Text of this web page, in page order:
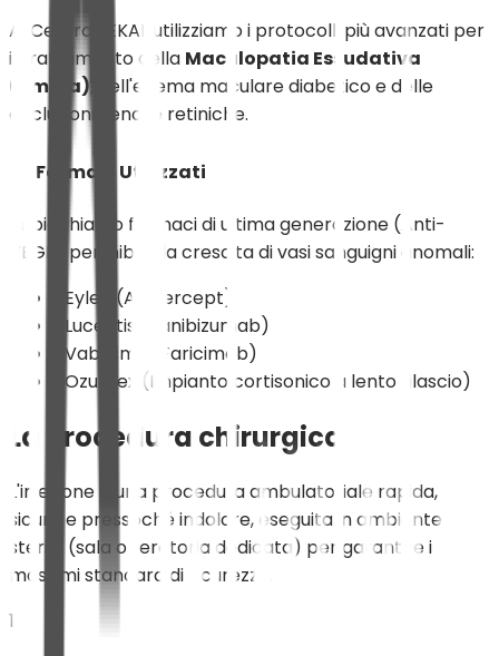
Al Centro SEKAL utilizziamo i protocolli più avanzati per
il trattamento della Maculopatia Essudativa
(umida) , dell'edema maculare diabetico e delle
occlusioni venose retiniche.
Farmaci Utilizzati
Impieghiamo farmaci di ultima generazione (Anti-
VEGF) per inibire la crescita di vasi sanguigni anomali:
• Eylea (Aflibercept)
• Lucentis (Ranibizumab)
• Vabysmo (Faricimab)
• Ozurdex (Impianto cortisonico a lento rilascio)
La procedura chirurgica
L'iniezione è una procedura ambulatoriale rapida,
sicura e pressoché indolore, eseguita in ambiente
sterile (sala operatoria dedicata) per garantire i
massimi standard di sicurezza.
1